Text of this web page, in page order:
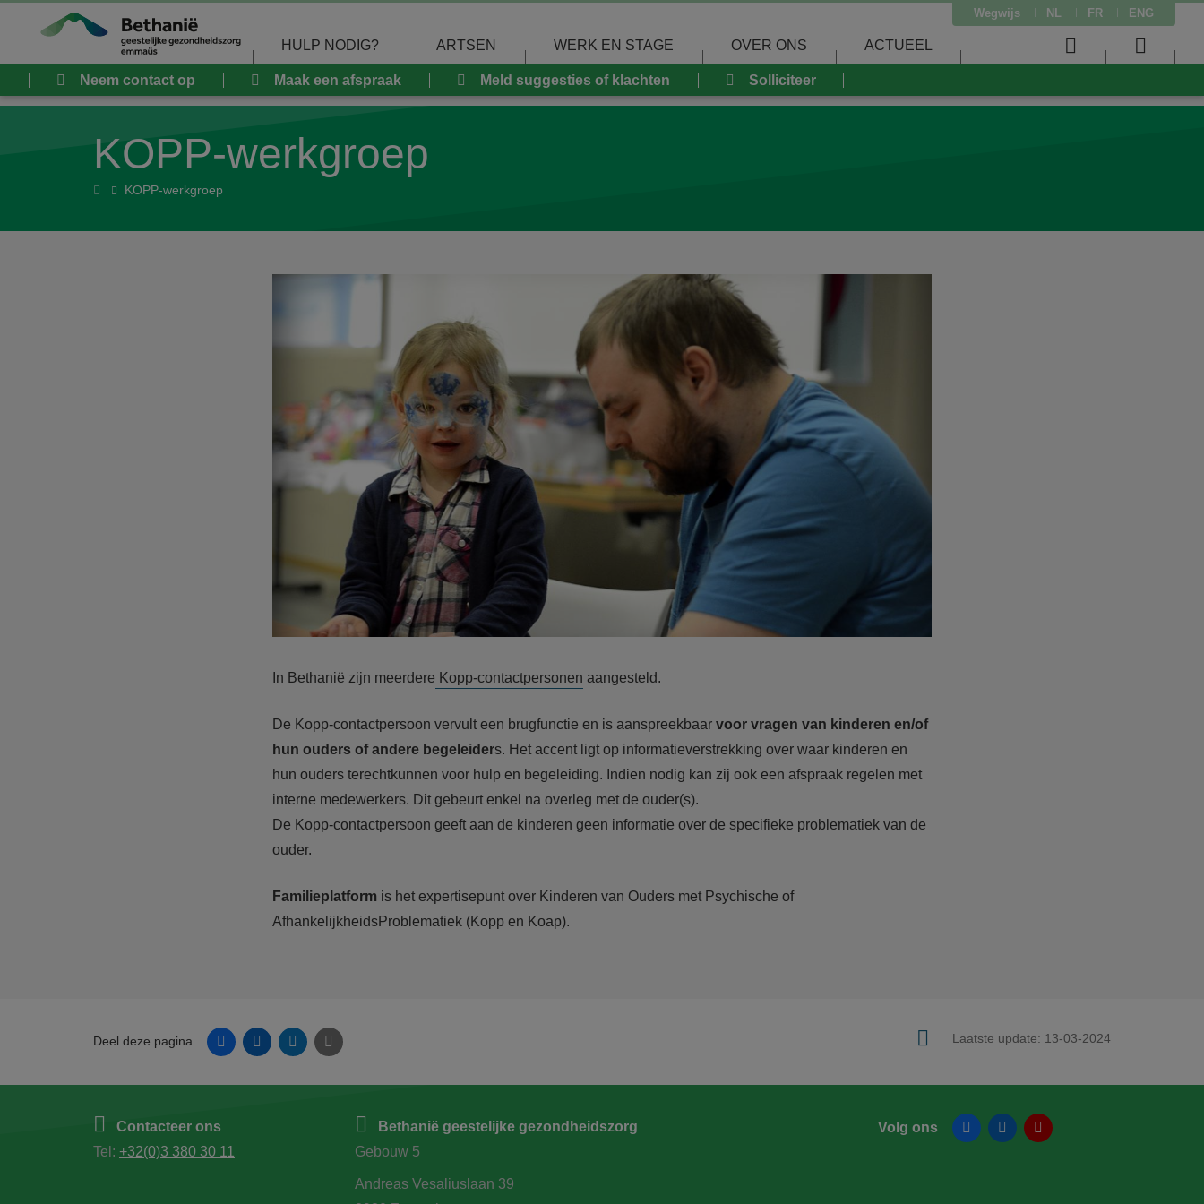
Wegwijs NL FR ENG
HULP NODIG? ARTSEN WERK EN STAGE OVER ONS ACTUEEL
User
menu
menu
Neem contact op Maak een afspraak Meld suggesties of klachten Solliciteer
KOPP-werkgroep
HomeKOPP-werkgroep
In Bethanië zijn meerdere Kopp-contactpersonen aangesteld.
De Kopp-contactpersoon vervult een brugfunctie en is aanspreekbaar voor vragen van kinderen en/of
hun ouders of andere begeleiders. Het accent ligt op informatieverstrekking over waar kinderen en
hun ouders terechtkunnen voor hulp en begeleiding. Indien nodig kan zij ook een afspraak regelen met
interne medewerkers. Dit gebeurt enkel na overleg met de ouder(s).
De Kopp-contactpersoon geeft aan de kinderen geen informatie over de specifieke problematiek van de
ouder.
Familieplatform is het expertisepunt over Kinderen van Ouders met Psychische of
AfhankelijkheidsProblematiek (Kopp en Koap).
Laatste update: 13-03-2024
Deel deze pagina FacebookLinkedinTwitter E-mail
Contacteer ons
Tel: +32(0)3 380 30 11
Bethanië geestelijke gezondheidszorg
Gebouw 5
Andreas Vesaliuslaan 39
Volg ons FacebookLinkedinYouTube